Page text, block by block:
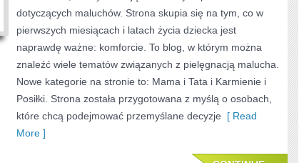
MALUCHA
dotyczących maluchów. Strona skupia się na tym, co w
pierwszych miesiącach i latach życia dziecka jest
naprawdę ważne: komforcie. To blog, w którym można
znaleźć wiele tematów związanych z pielęgnacją malucha.
Nowe kategorie na stronie to: Mama i Tata i Karmienie i
Posiłki. Strona została przygotowana z myślą o osobach,
które chcą podejmować przemyślane decyzje [ Read
More ]